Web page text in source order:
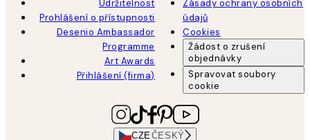
Udržitelnost
Prohlášení o přístupnosti
Desenio Ambassador
Programme
Art Awards
Přihlášení (firma)
Zásady ochrany osobních
údajů
Cookies
Žádost o zrušení
objednávky
Spravovat soubory
cookie
CZE ČESKÝ